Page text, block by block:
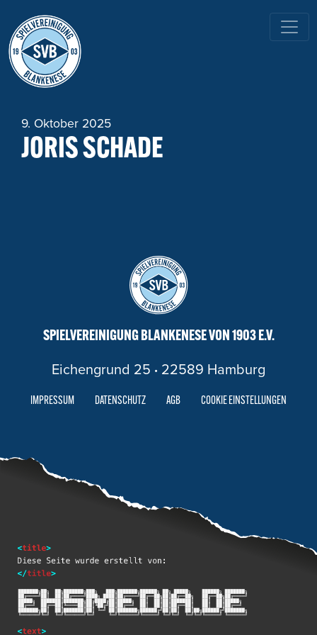
HAUPTNAVIGATION
9. Oktober 2025
JORIS SCHADE
SPIELVEREINIGUNG BLANKENESE VON 1903 E.V.
Eichengrund 25 · 22589 Hamburg
IMPRESSUM DATENSCHUTZ AGB COOKIE EINSTELLUNGEN